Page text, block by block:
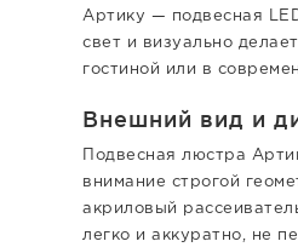
Артику — подвесная
свет и визуально
гостиной или в
Внешний вид и
Подвесная люстра
внимание строгой
акриловый
легко и аккуратно, не